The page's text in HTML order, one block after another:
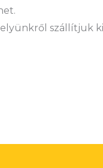
szállítjuk